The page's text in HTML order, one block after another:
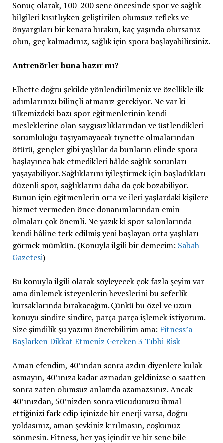
Sonuç olarak, 100-200 sene öncesinde spor ve sağlık
bilgileri kısıtlıyken geliştirilen olumsuz refleks ve
önyargıları bir kenara bırakın, kaç yaşında olursanız
olun, geç kalmadınız, sağlık için spora başlayabilirsiniz.
Antrenörler buna hazır mı?
Elbette doğru şekilde yönlendirilmeniz ve özellikle ilk
adımlarınızı bilinçli atmanız gerekiyor. Ne var ki
ülkemizdeki bazı spor eğitmenlerinin kendi
mesleklerine olan saygısızlıklarından ve üstlendikleri
sorumluluğu taşıyamayacak tıynette olmalarından
ötürü, gençler gibi yaşlılar da bunların elinde spora
başlayınca hak etmedikleri hâlde sağlık sorunları
yaşayabiliyor. Sağlıklarını iyileştirmek için başladıkları
düzenli spor, sağlıklarını daha da çok bozabiliyor.
Bunun için eğitmenlerin orta ve ileri yaşlardaki kişilere
hizmet vermeden önce donanımlarından emin
olmaları çok önemli. Ne yazık ki spor salonlarında
kendi hâline terk edilmiş yeni başlayan orta yaşlıları
görmek mümkün. (Konuyla ilgili bir demecim: Sabah
Gazetesi)
Bu konuyla ilgili olarak söyleyecek çok fazla şeyim var
ama dinlemek isteyenlerin heveslerini bu seferlik
kursaklarında bırakacağım. Çünkü bu özel ve uzun
konuyu sindire sindire, parça parça işlemek istiyorum.
Size şimdilik şu yazımı önerebilirim ama: Fitness’a
Başlarken Dikkat Etmeniz Gereken 3 Tıbbi Risk
Aman efendim, 40’ından sonra azdın diyenlere kulak
asmayın, 40’ınıza kadar azmadan geldinizse o saatten
sonra zaten olumsuz anlamda azamazsınız. Ancak
40’ınızdan, 50’nizden sonra vücudunuzu ihmal
ettiğinizi fark edip içinizde bir enerji varsa, doğru
yoldasınız, aman şevkiniz kırılmasın, coşkunuz
sönmesin. Fitness, her yaş içindir ve bir sene bile